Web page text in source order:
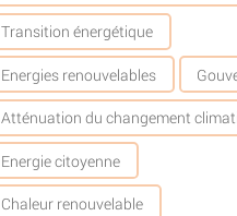
Transition énergétique
Energies renouvelables
Atténuation du changement
Energie citoyenne
Chaleur renouvelable